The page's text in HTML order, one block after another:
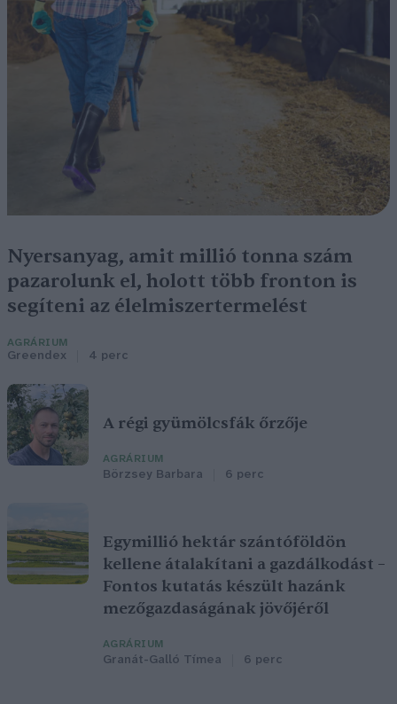
Nyersanyag, amit millió tonna szám
pazarolunk el, holott több fronton is
segíteni az élelmiszertermelést
AGRÁRIUM
Greendex 4 perc
A régi gyümölcsfák őrzője
AGRÁRIUM
Börzsey Barbara 6 perc
Egymillió hektár szántóföldön
kellene átalakítani a gazdálkodást –
Fontos kutatás készült hazánk
mezőgazdaságának jövőjéről
AGRÁRIUM
Granát-Galló Tímea 6 perc